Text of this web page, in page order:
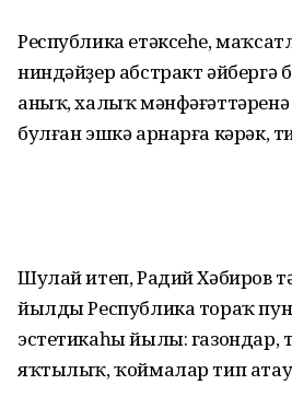
Республика етәксеһе,
ниндәйҙер абстракт әйбергә
аныҡ, халыҡ
булған эшкә арнарға кәрәк,
Шулай итеп, Радий Хәбиров
йылды Республика тораҡ
эстетикаһы йылы: газондар,
яҡтылыҡ, ҡоймалар тип